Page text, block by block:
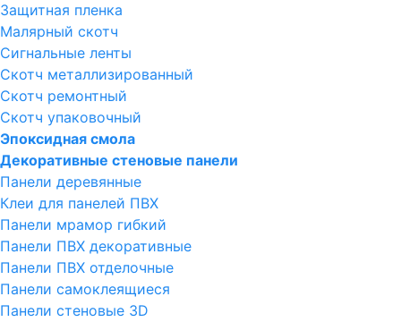
Защитная пленка
Малярный скотч
Сигнальные ленты
Скотч металлизированный
Скотч ремонтный
Скотч упаковочный
Эпоксидная смола
Декоративные стеновые панели
Панели деревянные
Клеи для панелей ПВХ
Панели мрамор гибкий
Панели ПВХ декоративные
Панели ПВХ отделочные
Панели самоклеящиеся
Панели стеновые 3D